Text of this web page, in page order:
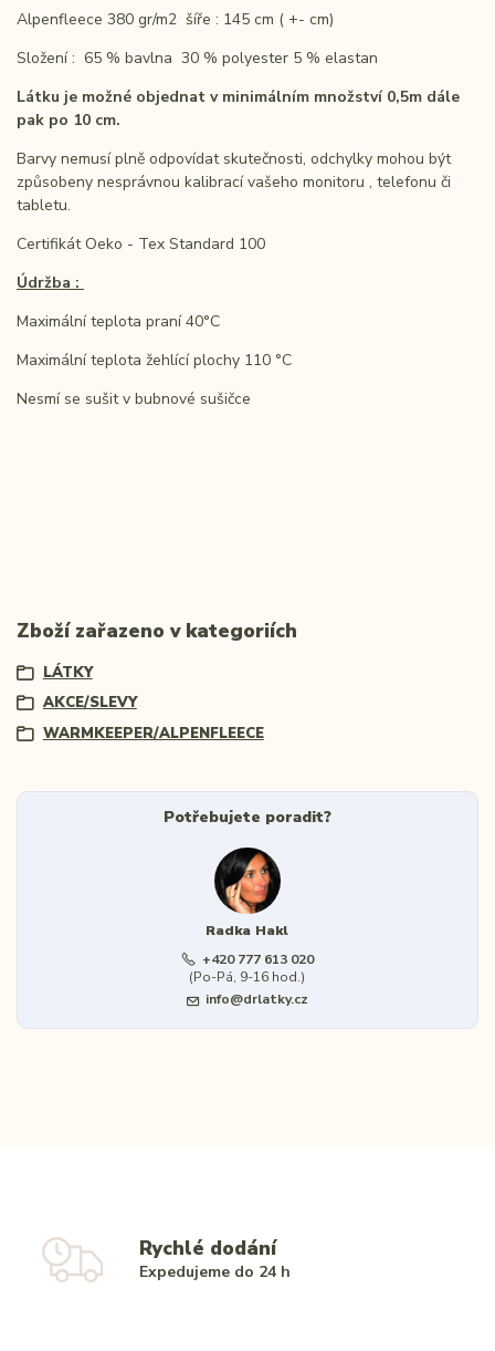
Alpenfleece 380 gr/m2 šíře : 145 cm ( +- cm)
Složení : 65 % bavlna 30 % polyester 5 % elastan
Látku je možné objednat v minimálním množství 0,5m dále
pak po 10 cm.
Barvy nemusí plně odpovídat skutečnosti, odchylky mohou být
způsobeny nesprávnou kalibrací vašeho monitoru , telefonu či
tabletu.
Certifikát Oeko - Tex Standard 100
Údržba :
Maximální teplota praní 40°C
Maximální teplota žehlící plochy 110 °C
Nesmí se sušit v bubnové sušičce
Zboží zařazeno v kategoriích
LÁTKY
AKCE/SLEVY
WARMKEEPER/ALPENFLEECE
Potřebujete poradit?
Radka Hakl
+420 777 613 020
(Po-Pá, 9-16 hod.)
info@drlatky.cz
Rychlé dodání
Expedujeme do 24 h